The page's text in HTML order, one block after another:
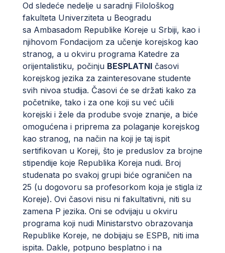
Od sledeće nedelje u saradnji Filološkog
fakulteta Univerziteta u Beogradu
sa Ambasadom Republike Koreje u Srbiji, kao i
njihovom Fondacijom za učenje korejskog kao
stranog, a u okviru programa Katedre za
orijentalistiku, počinju BESPLATNIčasovi
korejskog jezika za zainteresovane studente
svih nivoa studija. Časovi će se držati kako za
početnike, tako i za one koji su već učili
korejski i žele da prodube svoje znanje, a biće
omogućena i priprema za polaganje korejskog
kao stranog, na način na koji je taj ispit
sertifikovan u Koreji, što je preduslov za brojne
stipendije koje Republika Koreja nudi. Broj
studenata po svakoj grupi biće ograničen na
25 (u dogovoru sa profesorkom koja je stigla iz
Koreje). Ovi časovi nisu ni fakultativni, niti su
zamena P jezika. Oni se odvijaju u okviru
programa koji nudi Ministarstvo obrazovanja
Republike Koreje, ne dobijaju se ESPB, niti ima
ispita. Dakle, potpuno besplatno i na